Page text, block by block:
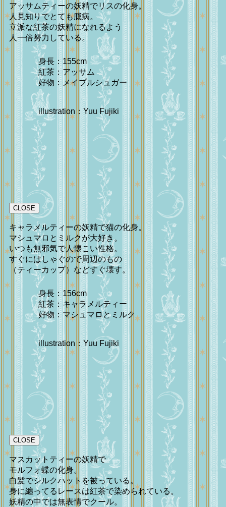
アッサムティーの妖精でリスの化身。
人見知りでとても臆病。
立派な紅茶の妖精になれるよう
人一倍努力している。
身長：155cm
紅茶：アッサム
好物：メイプルシュガー
illustration：Yuu Fujiki
CLOSE
キャラメルティーの妖精で猫の化身。
マシュマロとミルクが大好き。
いつも無邪気で人懐こい性格。
すぐにはしゃぐので周辺のもの
（ティーカップ）などすぐ壊す。
身長：156cm
紅茶：キャラメルティー
好物：マシュマロとミルク
illustration：Yuu Fujiki
CLOSE
マスカットティーの妖精で
モルフォ蝶の化身。
白髪でシルクハットを被っている。
身に纏ってるレースは紅茶で染められている。
妖精の中では無表情でクール。